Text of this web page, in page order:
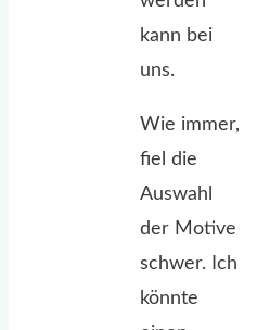
kann bei
uns.
Wie immer,
fiel die
Auswahl
der Motive
schwer. Ich
könnte